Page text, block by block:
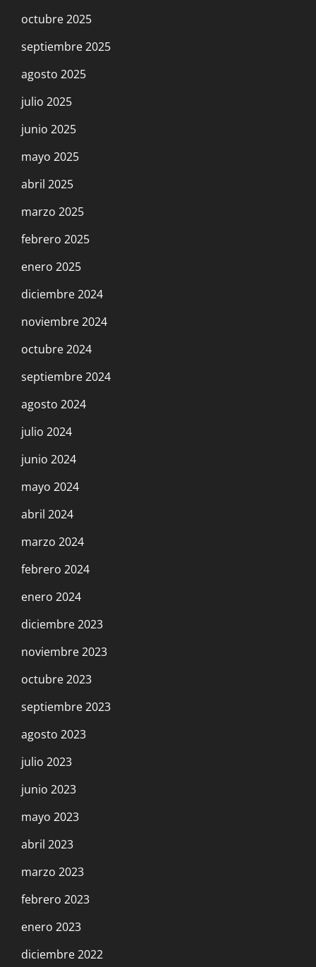
octubre 2025
septiembre 2025
agosto 2025
julio 2025
junio 2025
mayo 2025
abril 2025
marzo 2025
febrero 2025
enero 2025
diciembre 2024
noviembre 2024
octubre 2024
septiembre 2024
agosto 2024
julio 2024
junio 2024
mayo 2024
abril 2024
marzo 2024
febrero 2024
enero 2024
diciembre 2023
noviembre 2023
octubre 2023
septiembre 2023
agosto 2023
julio 2023
junio 2023
mayo 2023
abril 2023
marzo 2023
febrero 2023
enero 2023
diciembre 2022